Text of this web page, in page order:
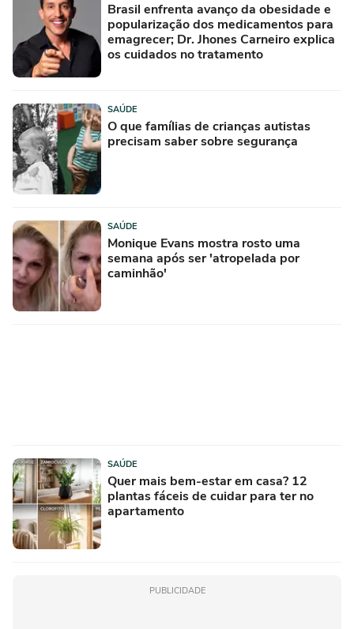
Brasil enfrenta avanço da obesidade e
popularização dos medicamentos para
emagrecer; Dr. Jhones Carneiro explica
os cuidados no tratamento
SAÚDE
O que famílias de crianças autistas
precisam saber sobre segurança
SAÚDE
Monique Evans mostra rosto uma
semana após ser 'atropelada por
caminhão'
SAÚDE
Quer mais bem-estar em casa? 12
plantas fáceis de cuidar para ter no
apartamento
PUBLICIDADE